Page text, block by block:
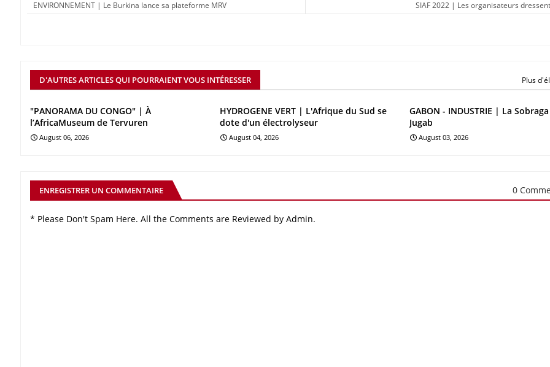
SIAF 2022 | Les organisateurs
ENVIRONNEMENT | Le Burkina lance sa plateforme MRV
D'AUTRES ARTICLES QUI POURRAIENT VOUS INTÉRESSER Plus
"PANORAMA DU CONGO" | À
l’AfricaMuseum de Tervuren
August 06, 2026
HYDROGENE VERT | L'Afrique du Sud se
dote d'un électrolyseur
August 04, 2026
GABON - INDUSTRIE | La
Jugab
August 03, 2026
ENREGISTRER UN COMMENTAIRE 0
* Please Don't Spam Here. All the Comments are Reviewed by Admin.